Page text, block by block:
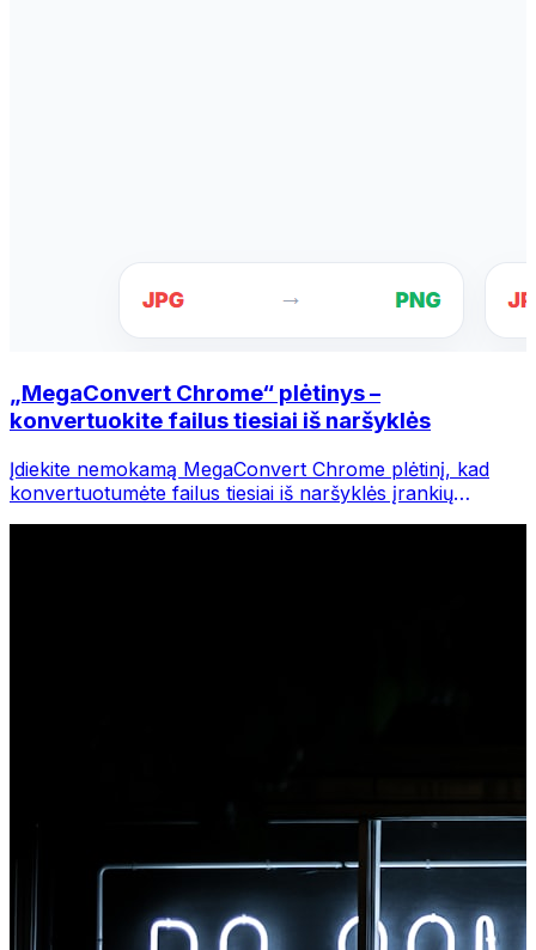
„MegaConvert Chrome“ plėtinys –
konvertuokite failus tiesiai iš naršyklės
Įdiekite nemokamą MegaConvert Chrome plėtinį, kad
konvertuotumėte failus tiesiai iš naršyklės įrankių